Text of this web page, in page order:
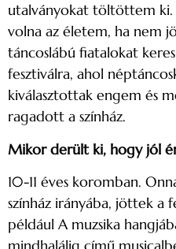
utalványokat töltöttem ki.
volna az életem, ha nem
táncoslábú fiatalokat
fesztiválra, ahol
kiválasztottak engem és
ragadott a színház.
Mikor derült ki, hogy jól
10-11 éves koromban.
színház irányába, jöttek a
például A muzsika